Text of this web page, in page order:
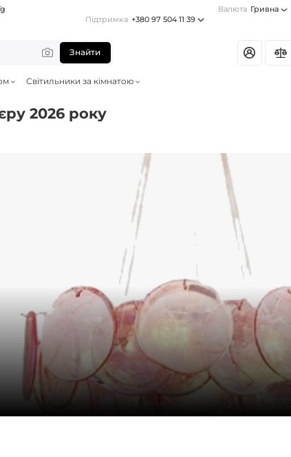
Підтримка +380 97 504 11 39
Валюта Гривна
Знайти
Світильники за кімнатою
2026 року